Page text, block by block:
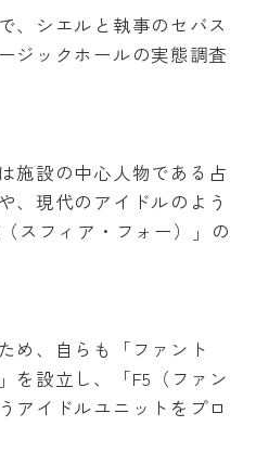
、シエルと執事のセバス
ジックホールの実態調査
施設の中心人物である占
、現代のアイドルのよう
スフィア・フォー）」の
め、自らも「ファント
を設立し、「F5（ファン
アイドルユニットをプロ